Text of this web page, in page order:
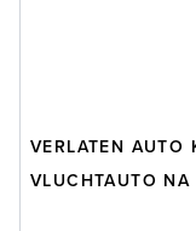
VERLATEN AUTO
VLUCHTAUTO